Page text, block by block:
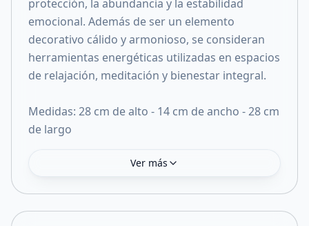
protección, la abundancia y la estabilidad
emocional. Además de ser un elemento
decorativo cálido y armonioso, se consideran
herramientas energéticas utilizadas en espacios
de relajación, meditación y bienestar integral.
Medidas: 28 cm de alto - 14 cm de ancho - 28 cm
de largo
Ver más